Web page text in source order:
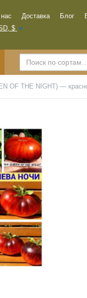
Доставка Блог
$
THE NIGHT) —